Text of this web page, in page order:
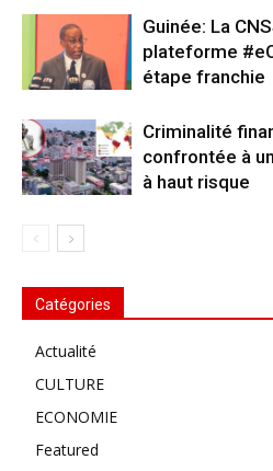
Guinée: La
plateforme
étape franchie
Criminalité
confrontée à
à haut risque
Catégories
Actualité
CULTURE
ECONOMIE
Featured